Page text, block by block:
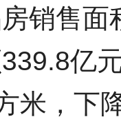
销售
亿
米，下